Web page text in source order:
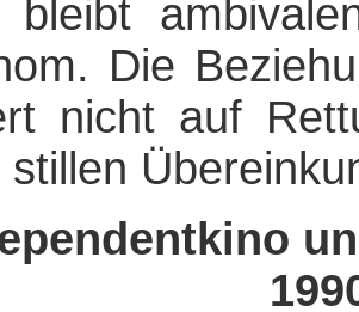
bleibt
Die
nicht auf
stillen